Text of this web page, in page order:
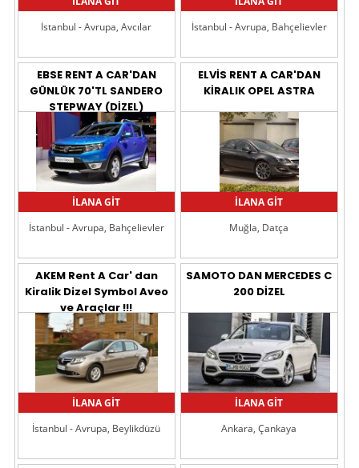
İstanbul - Avrupa, Avcılar
İstanbul - Avrupa, Bahçelievler
EBSE RENT A CAR'DAN
GÜNLÜK 70'TL SANDERO
STEPWAY (DİZEL)
İLANA GİT
İstanbul - Avrupa, Bahçelievler
ELVİS RENT A CAR'DAN
KİRALIK OPEL ASTRA
İLANA GİT
Muğla, Datça
AKEM Rent A Car' dan
Kiralik Dizel Symbol Aveo
ve Araçlar !!!
İLANA GİT
İstanbul - Avrupa, Beylikdüzü
SAMOTO DAN MERCEDES C
200 DİZEL
İLANA GİT
Ankara, Çankaya